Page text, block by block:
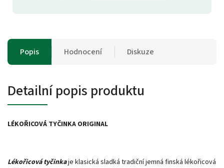
Popis Hodnocení Diskuze
Detailní popis produktu
LÉKOŘICOVÁ TYČINKA ORIGINAL
Lékořicová tyčinkaje klasická sladká tradiční jemná finská lékořicová